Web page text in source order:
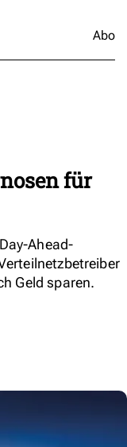
Abo
für
Ahead-
Geld sparen.